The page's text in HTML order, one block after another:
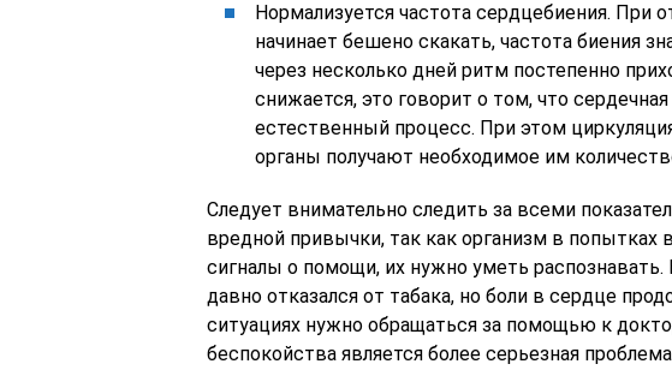
Нормализуется частота сердцебиения. При
начинает бешено скакать, частота биения
через несколько дней ритм постепенно
снижается, это говорит о том, что
естественный процесс. При этом
органы получают необходимое им
Следует внимательно следить за всеми
вредной привычки, так как организм в попытках
сигналы о помощи, их нужно уметь
давно отказался от табака, но боли в сердце
ситуациях нужно обращаться за помощью к
беспокойства является более серьезная